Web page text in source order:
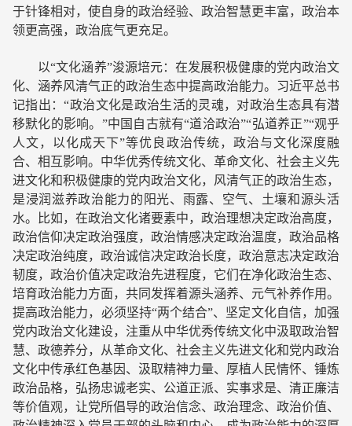
于针锋相对，使自身的政治经验、政治智慧更丰富，政治本
领更高强，政治底气更充足。
以“文化涵养”浚源培元：在发展积极健康的党内政治文
化、涵养风清气正的政治生态中提高政治能力。习近平总书
记指出：“政治文化是政治生活的灵魂，对政治生态具有潜
移默化的影响。”中国自古就有“道洽政治”“弘道养正”“观乎
人文，以化成天下”等优良政治传统，政治与文化深度融
合、相互影响。中华优秀传统文化、革命文化、社会主义先
进文化和积极健康的党内政治文化，风清气正的政治生态，
是浸润滋养政治能力的阳光、雨露、空气、土壤和源头活
水。比如，在政治文化诸要素中，政治理想决定政治高度，
政治信仰决定政治强度，政治情感决定政治温度，政治品格
决定政治纯度，政治诚信决定政治长度，政治意志决定政治
韧度，政治价值决定政治先进程度，它们在净化政治生态、
培育政治能力方面，共同发挥着源头涵养、元气补养作用。
提高政治能力，必须坚持“两个结合”、坚定文化自信，加强
党内政治文化建设，注重从中华优秀传统文化中汲取政治智
慧、政德养分，从革命文化、社会主义先进文化和党内政治
文化中传承红色基因、汲取精神力量、厚植人民情怀、锤炼
政治品格，弘扬忠诚老实、公道正派、实事求是、清正廉洁
等价值观，让党所倡导的政治信念、政治理念、政治价值、